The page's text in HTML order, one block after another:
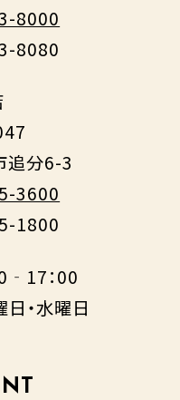
8000
8080
追分6-3
3600
1800
：00
・水曜日